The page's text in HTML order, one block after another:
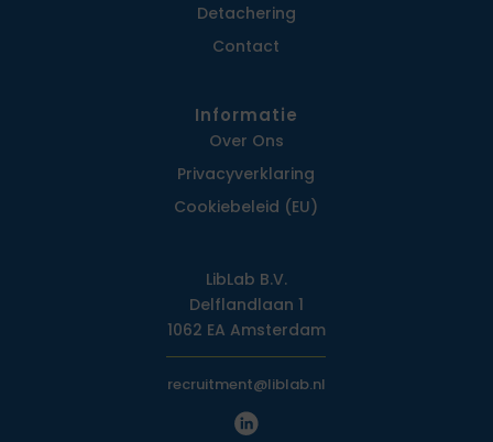
Detachering
Contact
Informatie
Over Ons
Privacy­verklaring
Cookiebeleid (EU)
LibLab B.V.
Delflandlaan 1
1062 EA Amsterdam
recruitment@liblab.nl